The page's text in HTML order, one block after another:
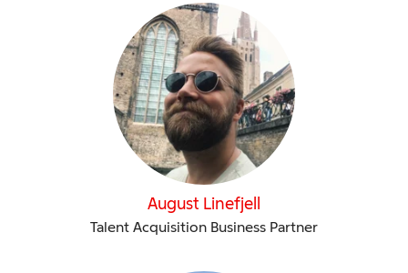
August Linefjell
Talent Acquisition Business Partner